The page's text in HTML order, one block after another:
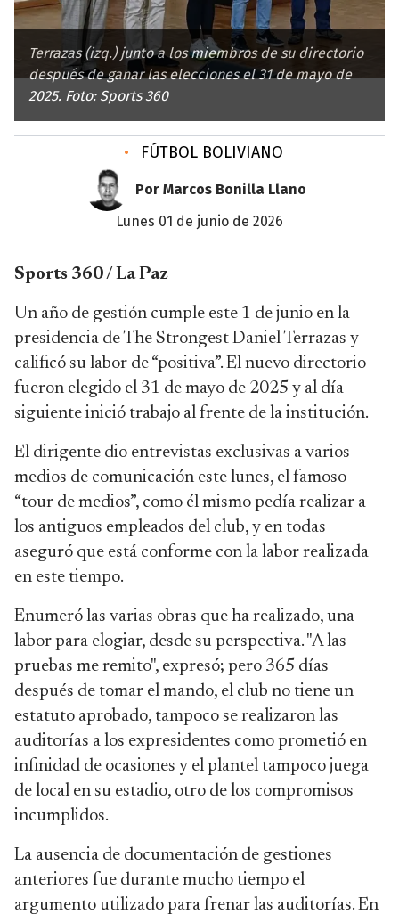
Terrazas (izq.) junto a los miembros de su directorio
después de ganar las elecciones el 31 de mayo de
2025. Foto: Sports 360
• FÚTBOL BOLIVIANO
Por Marcos Bonilla Llano
lunes 01 de junio de 2026
Sports 360 / La Paz
Un año de gestión cumple este 1 de junio en la
presidencia de The Strongest Daniel Terrazas y
calificó su labor de “positiva”. El nuevo directorio
fueron elegido el 31 de mayo de 2025 y al día
siguiente inició trabajo al frente de la institución.
El dirigente dio entrevistas exclusivas a varios
medios de comunicación este lunes, el famoso
“tour de medios”, como él mismo pedía realizar a
los antiguos empleados del club, y en todas
aseguró que está conforme con la labor realizada
en este tiempo.
Enumeró las varias obras que ha realizado, una
labor para elogiar, desde su perspectiva. "A las
pruebas me remito", expresó; pero 365 días
después de tomar el mando, el club no tiene un
estatuto aprobado, tampoco se realizaron las
auditorías a los expresidentes como prometió en
infinidad de ocasiones y el plantel tampoco juega
de local en su estadio, otro de los compromisos
incumplidos.
La ausencia de documentación de gestiones
anteriores fue durante mucho tiempo el
argumento utilizado para frenar las auditorías. En